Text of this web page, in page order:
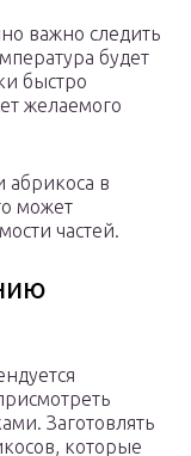
важно следить
будет
быстро
желаемого
абрикоса в
может
частей.
Заготовлять
которые